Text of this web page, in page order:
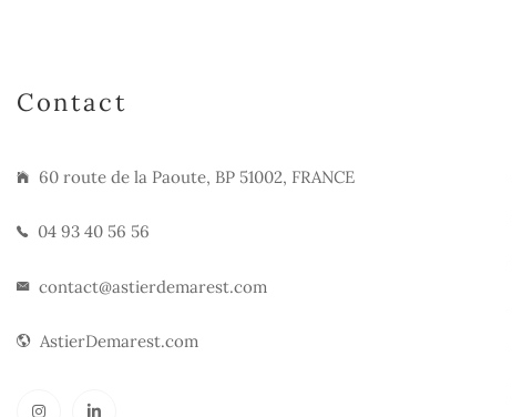
Contact
60 route de la Paoute, BP 51002, FRANCE
04 93 40 56 56
contact@astierdemarest.com
AstierDemarest.com